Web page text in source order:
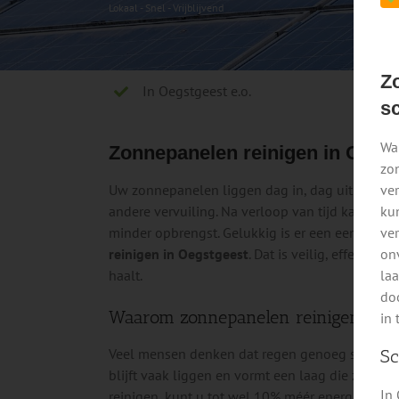
Lokaal - Snel - Vrijblijvend
In Oegstgeest e.o.
Zonnepanelen reinigen in
Uw zonnepanelen liggen dag in, dag uit
andere vervuiling. Na verloop van tijd kan dat
minder opbrengst. Gelukkig is er een
reinigen in Oegstgeest. Dat is veilig, effectief
haalt.
Waarom zonnepanelen reinigen
Veel mensen denken dat regen genoeg
blijft vaak liggen en vormt een laag die
in
In